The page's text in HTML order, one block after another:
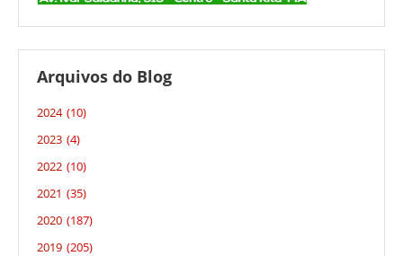
Arquivos do Blog
2024 (10)
2023 (4)
2022 (10)
2021 (35)
2020 (187)
2019 (205)